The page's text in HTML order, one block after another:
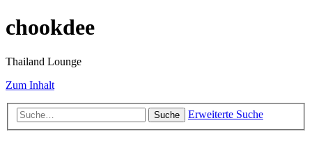
chookdee
Thailand Lounge
Zum Inhalt
Suche Erweiterte Suche